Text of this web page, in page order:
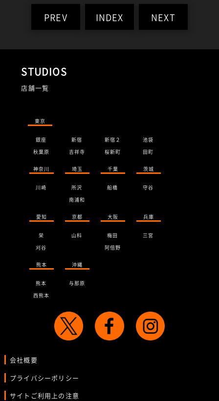
PREV INDEX NEXT
STUDIOS
店舗一覧
東京
銀座 新宿 新宿２
池袋
秋葉原
吉祥寺 桜新町 田町
神奈川 埼玉 千葉 茨城
川崎 所沢 船橋
守谷
南浦和
愛知 京都 大阪 兵庫
栄 山科 梅田
三宮
刈谷
阿倍野
熊本 沖縄
熊本
与那原
西熊本
会社概要
プライバシーポリシー
サイトご利用上の注意